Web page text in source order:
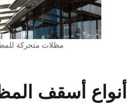
مظلات متحركة
أنواع أسقف